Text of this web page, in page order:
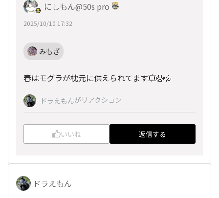
にしもん@50s pro
2025/10/10 17:32
みもざ
春はモグラが枕元に供えられてます💥😱💦
ドラえもんがリアクション
いいね 返信する
ドラえもん